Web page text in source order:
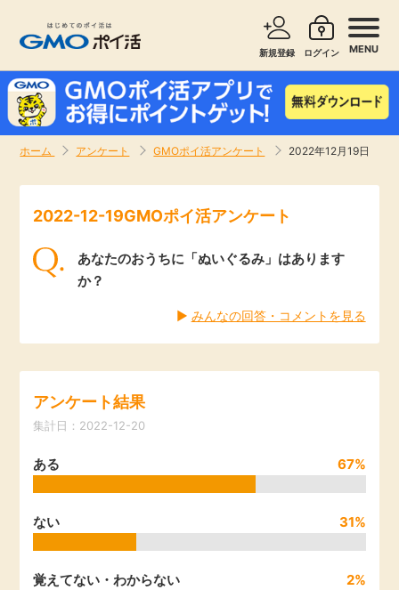
新規登録 ログイン MENU
ホーム アンケート GMOポイ活アンケート 2022年12月19日
新着
高還元
アンケート
ゲーム
サービスで探す ショッピングで探す
旅行・レンタカー
エンタメ
暮らし
引っ越し
買取・査定
2022-12-19GMOポイ活アンケート
あなたのおうちに「ぬいぐるみ」はあります
か？
▶︎ みんなの回答・コメントを見る
アンケート結果
集計日：2022-12-20
ある 67%
ない 31%
覚えてない・わからない 2%